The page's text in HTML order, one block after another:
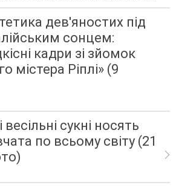
дев'яностих під
сонцем:
кадри зі зйомок
містера Ріплі» (9
весільні сукні носять
по всьому світу (21